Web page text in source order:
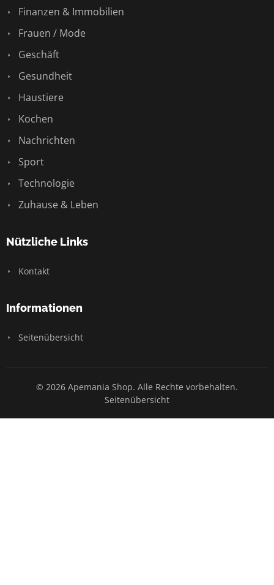
Finanzen & Immobilien
Frauen / Mode
Geschäft
Gesundheit
Haustiere
Kochen
Nachrichten
Sport
Technologie
Zuhause & Leben
Nützliche Links
Kontakt
Informationen
Seitenübersicht
© 2026 Apemania Shop. Alle Rechte vorbehalten.
Seitenübersicht